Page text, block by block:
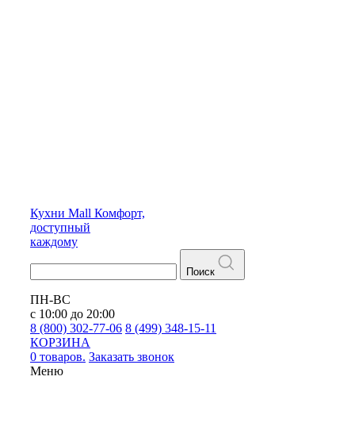
Кухни Mall Комфорт,
доступный
каждому
Поиск
ПН-ВС
с 10:00 до 20:00
8 (800) 302-77-06 8 (499) 348-15-11
КОРЗИНА
0 товаров. Заказать звонок
Меню